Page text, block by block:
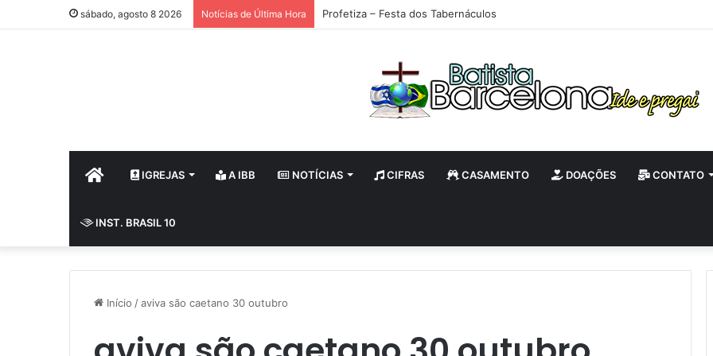
sábado, agosto 8 2026 Notícias de Última Hora Profetiza – Festa dos Tabernáculos
HOME IGREJAS A IBB NOTÍCIAS CIFRAS CASAMENTO DOAÇÕES CONTATO
INST. BRASIL 10
Início /aviva são caetano 30 outubro